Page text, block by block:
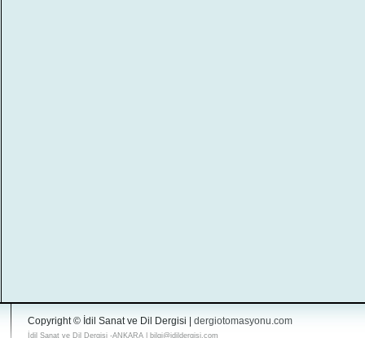
Copyright © İdil Sanat ve Dil Dergisi | dergiotomasyonu.com
İdil Sanat ve Dil Dergisi -ANKARA | bilgi@idildergisi.com